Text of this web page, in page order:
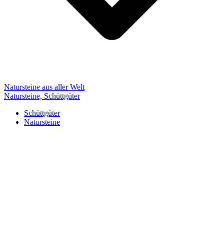
Natursteine aus aller Welt
Natursteine, Schüttgüter
Schüttgüter
Natursteine